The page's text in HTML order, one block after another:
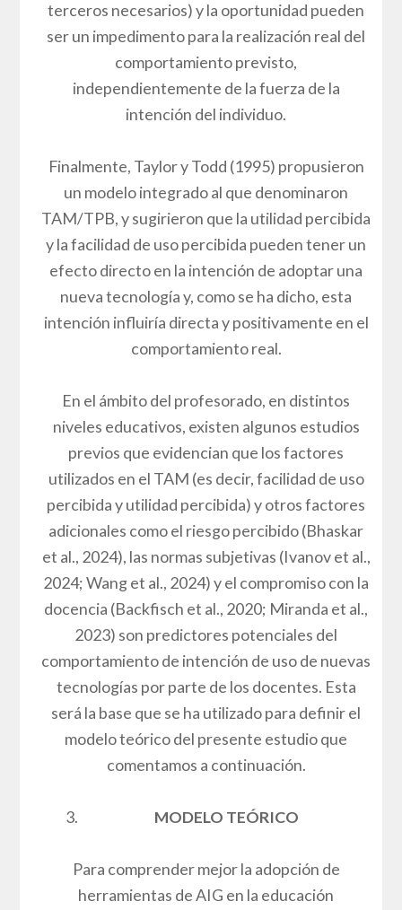
terceros necesarios) y la oportunidad pueden
ser un impedimento para la realización real del
comportamiento previsto,
independientemente de la fuerza de la
intención del individuo.
Finalmente, Taylor y Todd (1995) propusieron
un modelo integrado al que denominaron
TAM/TPB, y sugirieron que la utilidad percibida
y la facilidad de uso percibida pueden tener un
efecto directo en la intención de adoptar una
nueva tecnología y, como se ha dicho, esta
intención influiría directa y positivamente en el
comportamiento real.
En el ámbito del profesorado, en distintos
niveles educativos, existen algunos estudios
previos que evidencian que los factores
utilizados en el TAM (es decir, facilidad de uso
percibida y utilidad percibida) y otros factores
adicionales como el riesgo percibido (Bhaskar
et al., 2024), las normas subjetivas (Ivanov et al.,
2024; Wang et al., 2024) y el compromiso con la
docencia (Backfisch et al., 2020; Miranda et al.,
2023) son predictores potenciales del
comportamiento de intención de uso de nuevas
tecnologías por parte de los docentes. Esta
será la base que se ha utilizado para definir el
modelo teórico del presente estudio que
comentamos a continuación.
MODELO TEÓRICO
Para comprender mejor la adopción de
herramientas de AIG en la educación